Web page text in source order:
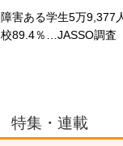
障害ある学生5万9,377
校89.4％…JASSO調査
特集・連載